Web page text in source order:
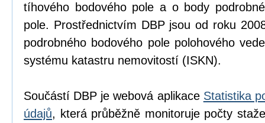
tíhového bodového pole a o body
pole. Prostřednictvím DBP jsou od roku
podrobného bodového pole polohového
systému katastru nemovitostí (ISKN).
Součástí DBP je webová aplikace Statistika
údajů, která průběžně monitoruje počty